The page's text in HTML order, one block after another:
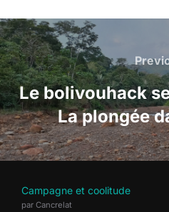
Navigation
de
l’article
Le bolivouhack
La plongée
Campagne et coolitude
par Cancrelat